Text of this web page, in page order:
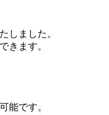
しました。
きます。
能です。